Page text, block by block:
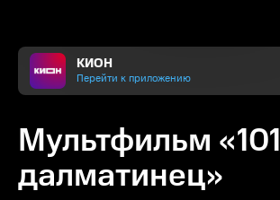
КИОН
Перейти к приложению
Мультфильм «101
далматинец»